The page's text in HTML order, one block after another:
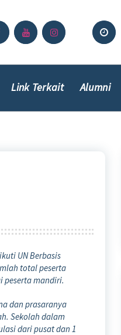
Link Terkait Alumni
UN Berbasis
total peserta
peserta mandiri.
dan prasaranya
Sekolah dalam
dari pusat dan 1